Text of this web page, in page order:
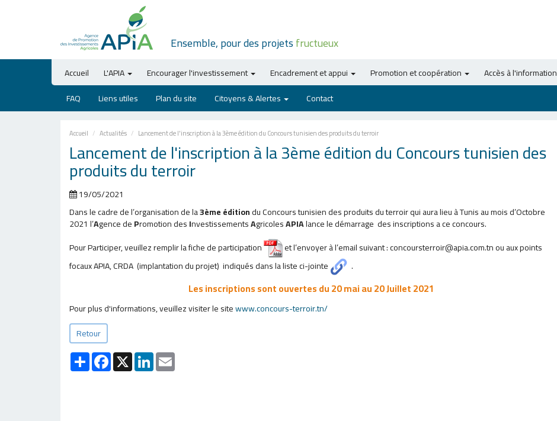
Ensemble, pour des projetsfructueux
Accueil L'APIA Encourager l'investissement Encadrement et appui Promotion et coopération
Accès à l'information
FAQ
Liens utiles Plan du site Citoyens & Alertes Contact
Accueil Actualités Lancement de l'inscription à la 3ème édition du Concours tunisien des produits du terroir
Lancement de l'inscription à la 3ème édition du Concours tunisien des
produits du terroir
19/05/2021
Dans le cadre de l’organisation de la3ème éditiondu Concours tunisien des produits du terroir qui aura lieu à Tunis au mois d’Octobre
2021 l’Agence dePromotion desInvestissementsAgricolesAPIAlance le démarrage des inscriptions a ce concours.
Pour Participer, veuillez remplir la fiche de participation
et l’envoyer à l’email suivant : concoursterroir@apia.com.tn ou aux points
focaux APIA, CRDA (implantation du projet) indiqués dans la liste ci-jointe
.
Les inscriptions sont ouvertes du 20 mai au 20 Juillet 2021
Pour plus d'informations, veuillez visiter le sitewww.concours-terroir.tn/
Retour
PartagerFacebook
X LinkedIn